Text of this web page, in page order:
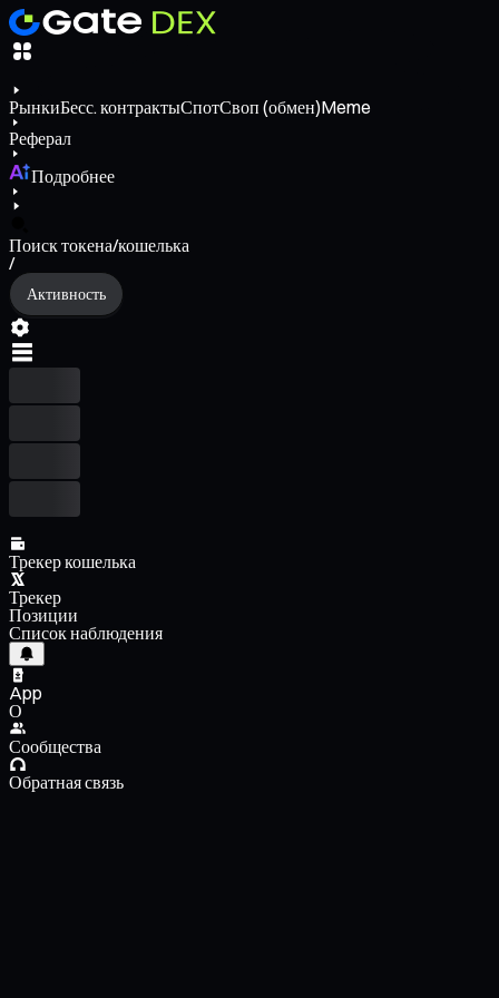
РынкиБесс. контрактыСпотСвоп (обмен)Meme
Реферал
Подробнее
Поиск токена/кошелька
/
Активность
Трекер кошелька
Трекер
Позиции
Список наблюдения
App
О
Сообщества
Обратная связь